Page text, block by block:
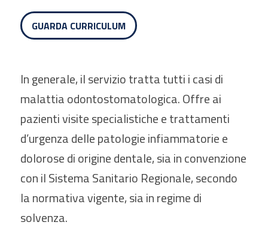
GUARDA CURRICULUM
In generale, il servizio tratta tutti i casi di
malattia odontostomatologica. Offre ai
pazienti visite specialistiche e trattamenti
d’urgenza delle patologie infiammatorie e
dolorose di origine dentale, sia in convenzione
con il Sistema Sanitario Regionale, secondo
la normativa vigente, sia in regime di
solvenza.